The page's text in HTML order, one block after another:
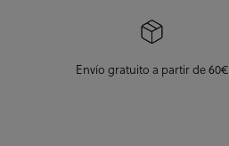
Envío gratuito a partir de 60€